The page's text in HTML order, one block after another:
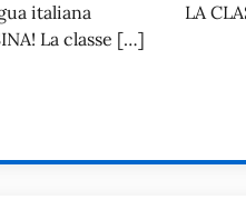
italiana LA CLASSE
La classe […]